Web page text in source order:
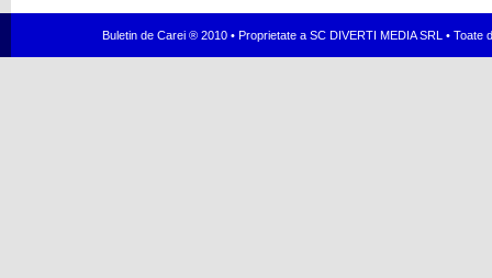
Buletin de Carei ® 2010 • Proprietate a SC DIVERTI MEDIA SRL •